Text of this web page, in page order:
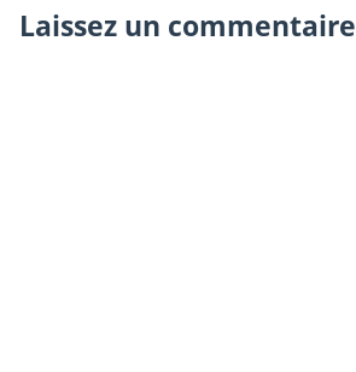
Laissez un commentaire